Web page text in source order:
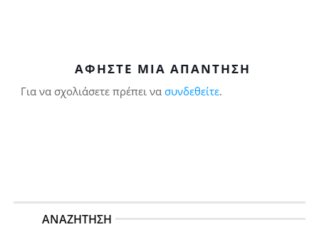
ΑΦΉΣΤΕ ΜΙΑ ΑΠΆΝΤΗΣΗ
Για να σχολιάσετε πρέπει να συνδεθείτε.
ΑΝΑΖΉΤΗΣΗ